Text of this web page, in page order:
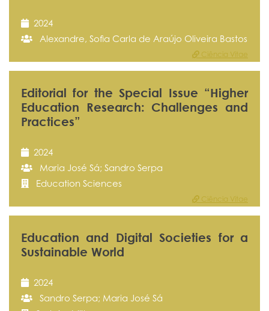
2024
Alexandre, Sofia Carla de Araújo Oliveira Bastos
Ciência Vitae
Editorial for the Special Issue “Higher
Education Research: Challenges and
Practices”
2024
Maria José Sá; Sandro Serpa
Education Sciences
Ciência Vitae
Education and Digital Societies for a
Sustainable World
2024
Sandro Serpa; Maria José Sá